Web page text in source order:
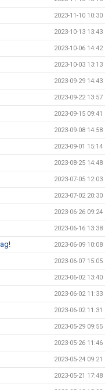
2023-11-10 10:30
2023-10-13 13:43
2023-10-06 14:42
2023-10-03 13:13
2023-09-29 14:43
2023-09-22 13:57
2023-09-15 09:41
2023-09-08 14:58
2023-09-01 15:14
2023-08-25 14:48
2023-07-05 12:03
2023-07-02 20:30
2023-06-26 09:24
2023-06-16 13:38
2023-06-09 10:08
2023-06-07 15:05
2023-06-02 13:40
2023-06-02 11:33
2023-06-02 11:31
2023-05-29 09:55
2023-05-26 11:46
2023-05-24 09:21
2023-05-21 17:48